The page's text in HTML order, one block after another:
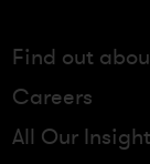
Find out
Careers
All Our